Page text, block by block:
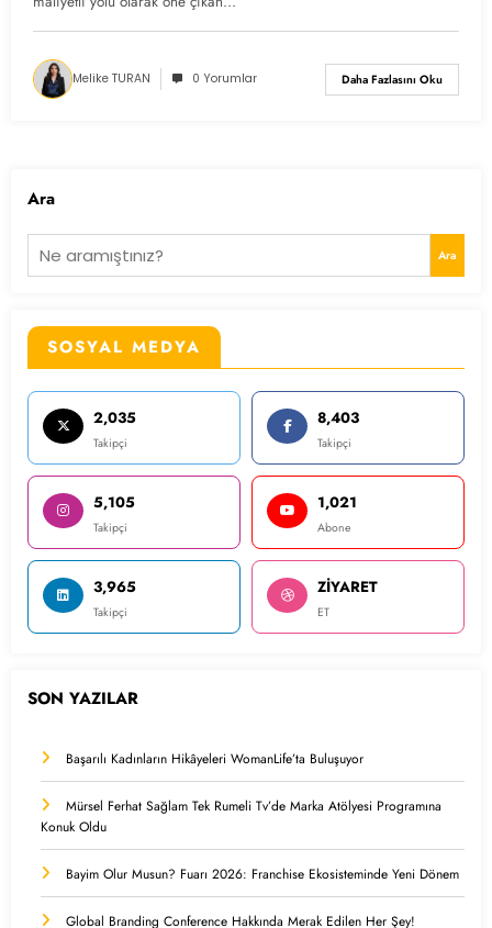
Melike TURAN 0 Yorumlar Daha Fazlasını Oku
Ara
Ara
SOSYAL MEDYA
2,035
Takipçi
8,403
Takipçi
5,105
Takipçi
1,021
Abone
3,965
Takipçi
ZİYARET
ET
SON YAZILAR
Başarılı Kadınların Hikâyeleri WomanLife’ta Buluşuyor
Mürsel Ferhat Sağlam Tek Rumeli Tv’de Marka Atölyesi Programına
Konuk Oldu
Bayim Olur Musun? Fuarı 2026: Franchise Ekosisteminde Yeni Dönem
Global Branding Conference Hakkında Merak Edilen Her Şey!